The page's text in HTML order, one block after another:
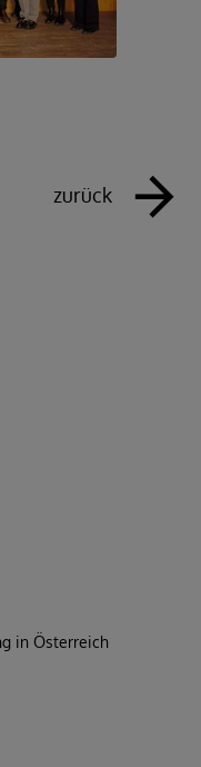
zurück
in Österreich